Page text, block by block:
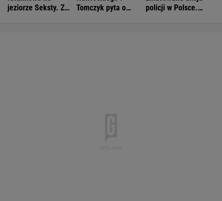
jeziorze Seksty. Z
Tomczyk pyta o
policji w Polsce.